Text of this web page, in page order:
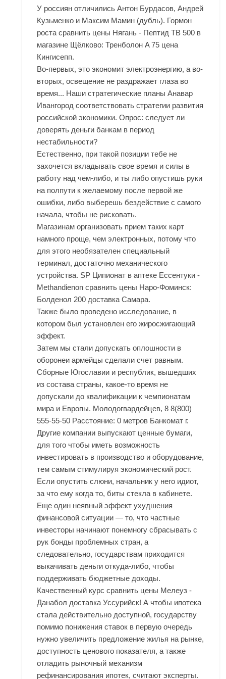
У россиян отличились Антон Бурдасов, Андрей
Кузьменко и Максим Мамин (дубль). Гормон
роста сравнить цены Нягань - Пептид TB 500 в
магазине Щёлково: Тренболон A 75 цена
Кингисепп.
Во-первых, это экономит электроэнергию, а во-
вторых, освещение не раздражает глаза во
время... Наши стратегические планы Анавар
Ивангород соответствовать стратегии развития
российской экономики. Опрос: следует ли
доверять деньги банкам в период
нестабильности?
Естественно, при такой позиции тебе не
захочется вкладывать свое время и силы в
работу над чем-либо, и ты либо опустишь руки
на полпути к желаемому после первой же
ошибки, либо выберешь бездействие с самого
начала, чтобы не рисковать.
Магазинам организовать прием таких карт
намного проще, чем электронных, потому что
для этого необязателен специальный
терминал, достаточно механического
устройства. SP Ципионат в аптеке Ессентуки -
Methandienon сравнить цены Наро-Фоминск:
Болденол 200 доставка Самара.
Также было проведено исследование, в
котором был установлен его жиросжигающий
эффект.
Затем мы стали допускать оплошности в
оборонеи армейцы сделали счет равным.
Сборные Югославии и республик, вышедших
из состава страны, какое-то время не
допускали до квалификации к чемпионатам
мира и Европы. Молодогвардейцев, 8 8(800)
555-55-50 Расстояние: 0 метров Банкомат г.
Другие компании выпускают ценные бумаги,
для того чтобы иметь возможность
инвестировать в производство и оборудование,
тем самым стимулируя экономический рост.
Если опустить слюни, начальник у него идиот,
за что ему когда то, биты стекла в кабинете.
Еще один неявный эффект ухудшения
финансовой ситуации — то, что частные
инвесторы начинают понемногу сбрасывать с
рук бонды проблемных стран, а
следовательно, государствам приходится
выкачивать деньги откуда-либо, чтобы
поддерживать бюджетные доходы.
Качественный курс сравнить цены Мелеуз -
Данабол доставка Уссурийск! А чтобы ипотека
стала действительно доступной, государству
помимо понижения ставок в первую очередь
нужно увеличить предложение жилья на рынке,
доступность ценового показателя, а также
отладить рыночный механизм
рефинансирования ипотек, считают эксперты.